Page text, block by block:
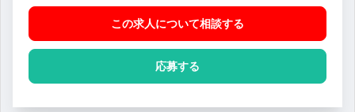
この求人について相談する
応募する